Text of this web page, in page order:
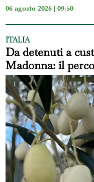
06 agosto 2026 | 09:50
ITALIA
Da detenuti a
Madonna: il